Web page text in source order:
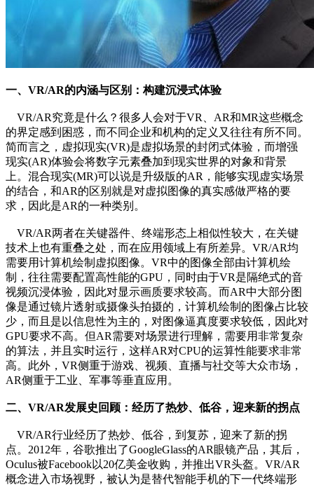
一、VR/AR的内涵与区别：构建沉浸式体验
VR/AR究竟是什么？很多人会对于VR、AR和MR这些概念
的界定感到困惑，而不同企业和机构的定义又往往有所不同。
简而言之，虚拟现实(VR)是虚拟场景的封闭式体验，而增强
现实(AR)体验会将数字元素叠加到现实世界的对象和背景
上。混合现实(MR)可以说是升级版的AR，能够实现虚实场景
的结合，和AR的区别就是对虚拟图像的真实感做严格的要
求，因此是AR的一种类别。
VR/AR两者在关键器件、终端形态上相似性较大，在关键
技术上也有重叠之处，而在应用领域上有所差异。VR/AR均
需要用计算机绘制虚拟图像。VR中的图像全部由计算机绘
制，往往需要配置高性能的GPU，同时由于VR是隔绝式的音
视频沉浸体验，因此对显示画质要求较高。而AR中大部分图
像是通过镜片透射或摄像头拍摄的，计算机绘制的图像占比较
少，而且是以信息性为主的，对图像逼真度要求较低，因此对
GPU要求不高。但AR需要对场景进行理解，需要用非常复杂
的算法，并且实时运行，这样AR对CPU的运算性能要求非常
高。此外，VR侧重于游戏、视频、直播与社交等大众市场，
AR侧重于工业、军事等垂直应用。
二、VR/AR发展史回顾：经历了热炒、低谷，迎来新的拐点
VR/AR行业经历了热炒、低谷，到复苏，迎来了新的拐
点。2012年，谷歌推出了GoogleGlass的AR眼镜产品，其后，
Oculus被Facebook以20亿美金收购，并推出VR头盔。VR/AR
概念进入市场视野，被认为是替代智能手机的下一代终端形